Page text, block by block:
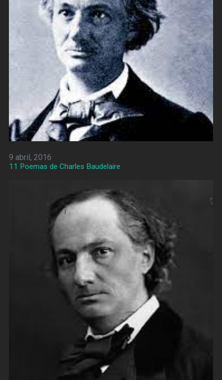
9 abril, 2016
11 Poemas de Charles Baudelaire